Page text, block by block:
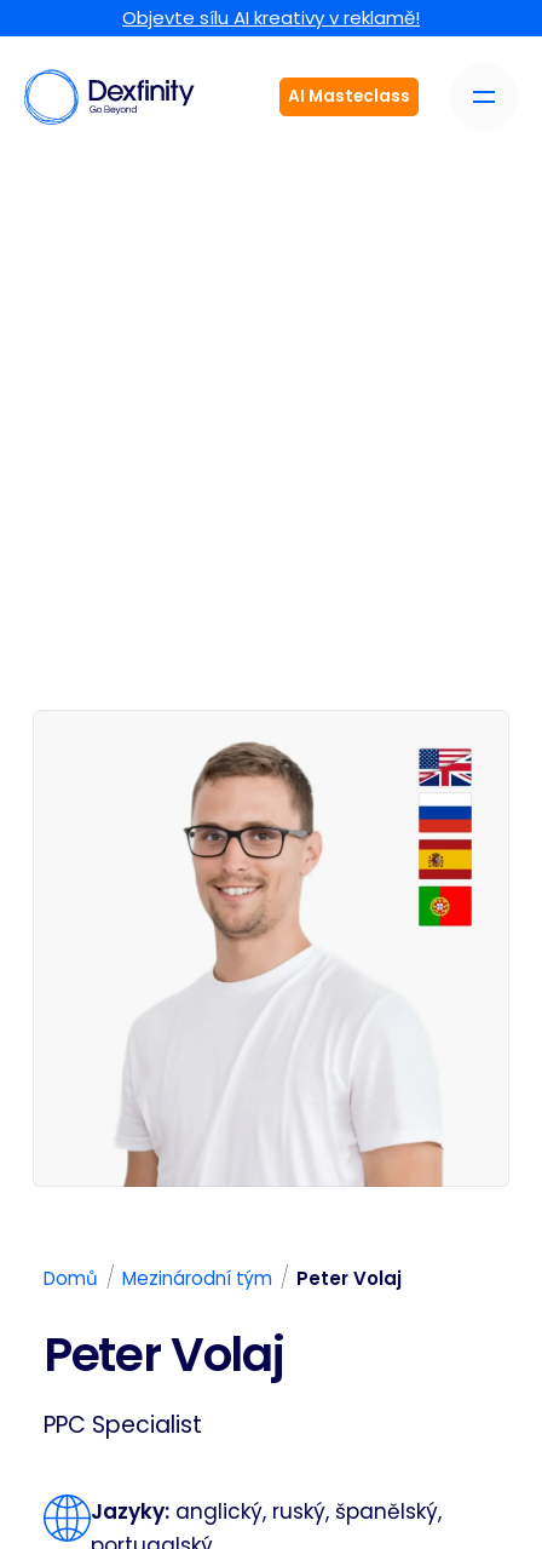
Objevte sílu AI kreativy v reklamě!
AI Masteclass
Domů / Mezinárodní tým / Peter Volaj
Peter Volaj
PPC Specialist
Jazyky:anglický, ruský, španělský,